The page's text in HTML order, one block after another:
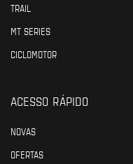
TRAIL
MT SERIES
CICLOMOTOR
ACESSO RÁPIDO
NOVAS
OFERTAS